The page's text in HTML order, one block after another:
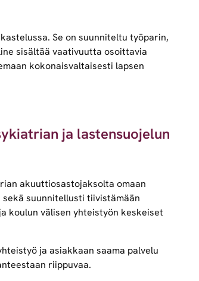
Se on suunniteltu työparin,
sisältää vaativuutta osoittavia
kokonaisvaltaisesti lapsen
ja lastensuojelun
akuuttiosastojaksolta omaan
suunnitellusti tiivistämään
koulun välisen yhteistyön keskeiset
ja asiakkaan saama palvelu
riippuvaa.